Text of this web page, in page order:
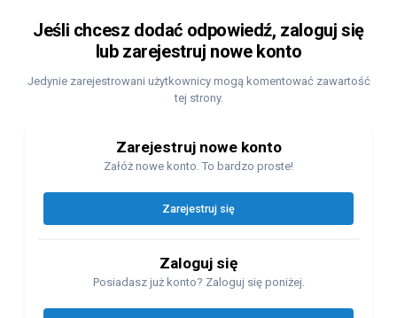
Jeśli chcesz dodać odpowiedź, zaloguj się
lub zarejestruj nowe konto
Jedynie zarejestrowani użytkownicy mogą komentować zawartość
tej strony.
Zarejestruj nowe konto
Załóż nowe konto. To bardzo proste!
Zarejestruj się
Zaloguj się
Posiadasz już konto? Zaloguj się poniżej.